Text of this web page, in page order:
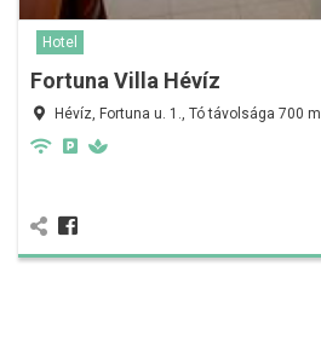
Hotel
Fortuna Villa Hévíz
Hévíz, Fortuna u. 1., Tó távolsága 700 m